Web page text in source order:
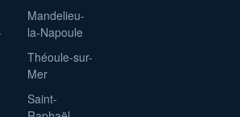
Mandelieu-
la-Napoule
Théoule-sur-
Mer
Saint-